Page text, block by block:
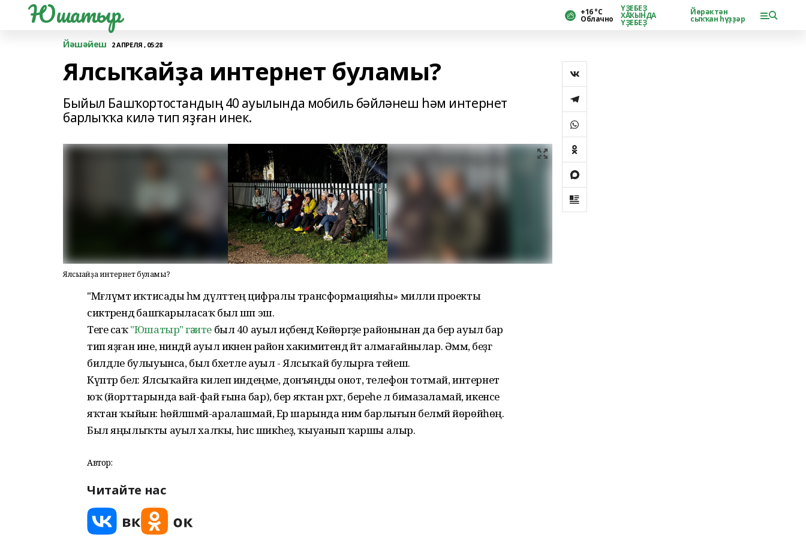
Юшатыр +16 °С
Облачно
ҮҘЕБЕҘ
ХАҠЫНДА
ҮҘЕБЕҘ
Йөрәктән
сыҡҡан һүҙҙәр
Йәшәйеш 2 АПРЕЛЯ , 05:28
Ялсыҡайҙа интернет буламы?
Быйыл Башҡортостандың 40 ауылында мобиль бәйләнеш һәм интернет
барлыҡҡа килә тип яҙған инек.
Ялсыҡайҙа интернет буламы?
"Мәғлүмәт иҡтисады һәм дәүләттең цифралы трансформацияһы» милли проекты
сиктәрендә башҡарыласаҡ был шәп эш.
Теге саҡ"Юшатыр" гәзитебыл 40 ауыл иҫәбендә Көйөргәҙе районынан да бер ауыл бар
тип яҙған ине, ниндәй ауыл икәнен район хакимиәтендә әйтә алмағайнылар. Әммә, беҙгә
билдәле булыуынса, был бәхетле ауыл - Ялсыҡай булырға тейеш.
Күптәр белә: Ялсыҡайға килеп индеңме, донъяңды онот, телефон тотмай, интернет
юҡ (йорттарында вай-фай ғына бар), бер яҡтан рәхәт, береһе лә бимазаламай, икенсе
яҡтан ҡыйын: һөйләшмәй-аралашмай, Ер шарында нимә барлығын белмәй йөрөйһөң.
Был яңылыҡты ауыл халҡы, һис шикһеҙ, ҡыуанып ҡаршы алыр.
Автор:
Читайте нас